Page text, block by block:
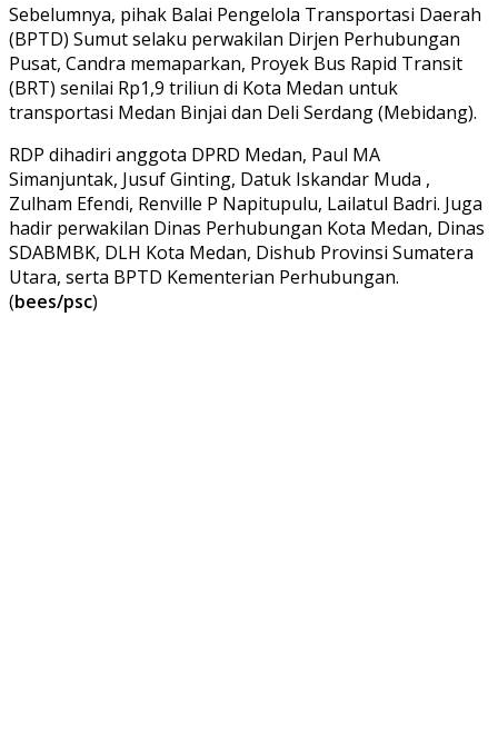
Sebelumnya, pihak Balai Pengelola Transportasi Daerah
(BPTD) Sumut selaku perwakilan Dirjen Perhubungan
Pusat, Candra memaparkan, Proyek Bus Rapid Transit
(BRT) senilai Rp1,9 triliun di Kota Medan untuk
transportasi Medan Binjai dan Deli Serdang (Mebidang).
RDP dihadiri anggota DPRD Medan, Paul MA
Simanjuntak, Jusuf Ginting, Datuk Iskandar Muda ,
Zulham Efendi, Renville P Napitupulu, Lailatul Badri. Juga
hadir perwakilan Dinas Perhubungan Kota Medan, Dinas
SDABMBK, DLH Kota Medan, Dishub Provinsi Sumatera
Utara, serta BPTD Kementerian Perhubungan.
(bees/psc)